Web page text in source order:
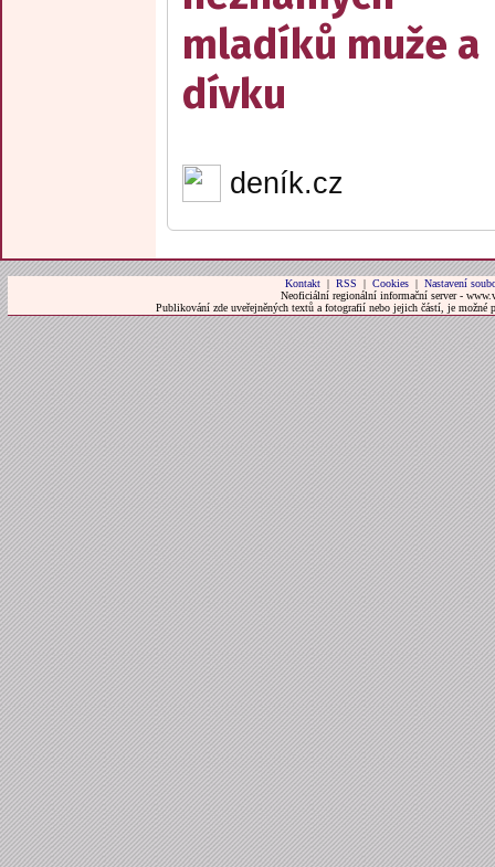
mladíků muže a
dívku
deník.cz
Kontakt| RSS | Cookies| Nastavení
Neoficiální regionální informační server -
Publikování zde uveřejněných textů a fotografií nebo jejich částí, je možné